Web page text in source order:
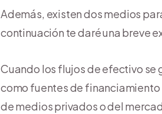
Además, existen dos medios
continuación te daré una breve
Cuando los flujos de efectivo se
como fuentes de financiamiento
de medios privados o del